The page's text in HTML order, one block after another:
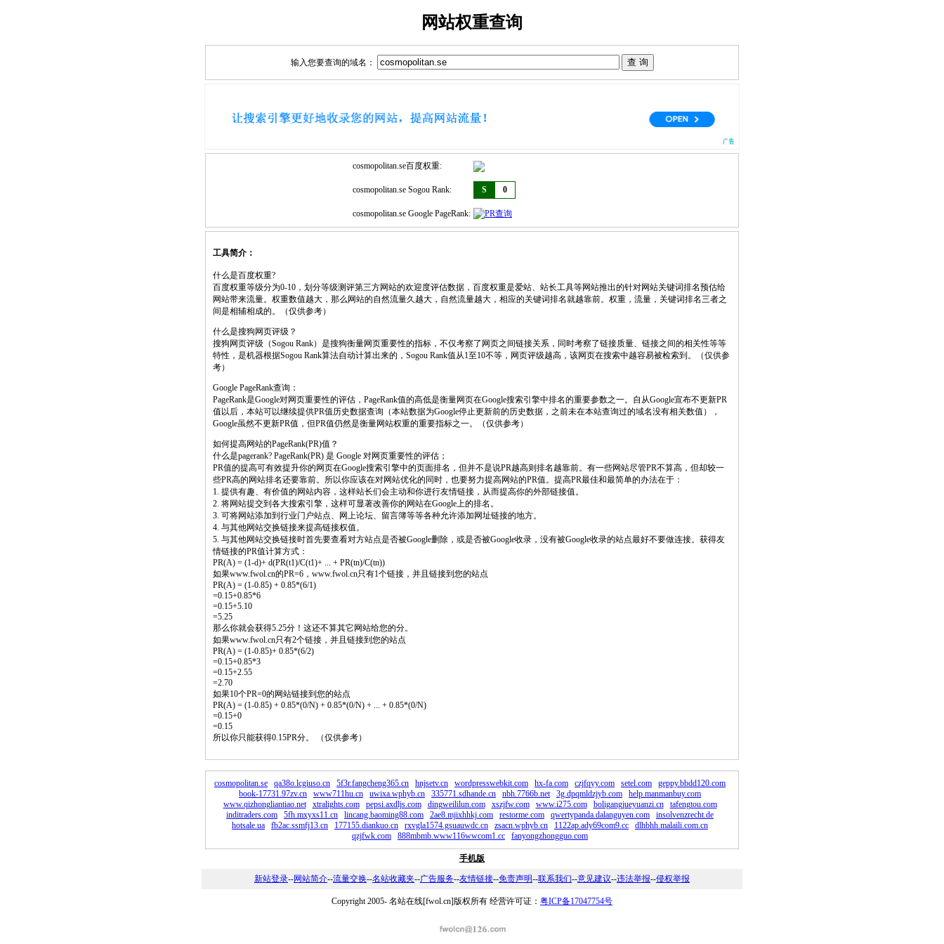
网站权重查询
输入您要查询的域名：
cosmopolitan.se百度权重:
cosmopolitan.se Sogou Rank: S 0
cosmopolitan.se Google PageRank:
工具简介：
什么是百度权重?
百度权重等级分为0-10，划分等级测评第三方网站的欢迎度评估数据，百度权重是爱站、站长工具等网站推出的针对网站关键词排名预估给
网站带来流量。权重数值越大，那么网站的自然流量久越大，自然流量越大，相应的关键词排名就越靠前。权重，流量，关键词排名三者之
间是相辅相成的。（仅供参考）
什么是搜狗网页评级？
搜狗网页评级（Sogou Rank）是搜狗衡量网页重要性的指标，不仅考察了网页之间链接关系，同时考察了链接质量、链接之间的相关性等等
特性，是机器根据Sogou Rank算法自动计算出来的，Sogou Rank值从1至10不等，网页评级越高，该网页在搜索中越容易被检索到。（仅供参
考）
Google PageRank查询：
PageRank是Google对网页重要性的评估，PageRank值的高低是衡量网页在Google搜索引擎中排名的重要参数之一。自从Google宣布不更新PR
值以后，本站可以继续提供PR值历史数据查询（本站数据为Google停止更新前的历史数据，之前未在本站查询过的域名没有相关数值），
Google虽然不更新PR值，但PR值仍然是衡量网站权重的重要指标之一。（仅供参考）
如何提高网站的PageRank(PR)值？
什么是pagerank? PageRank(PR) 是 Google 对网页重要性的评估；
PR值的提高可有效提升你的网页在Google搜索引擎中的页面排名，但并不是说PR越高则排名越靠前。有一些网站尽管PR不算高，但却较一
些PR高的网站排名还要靠前。所以你应该在对网站优化的同时，也要努力提高网站的PR值。提高PR最佳和最简单的办法在于：
1. 提供有趣、有价值的网站内容，这样站长们会主动和你进行友情链接，从而提高你的外部链接值。
2. 将网站提交到各大搜索引擎，这样可显著改善你的网站在Google上的排名。
3. 可将网站添加到行业门户站点、网上论坛、留言簿等等各种允许添加网址链接的地方。
4. 与其他网站交换链接来提高链接权值。
5. 与其他网站交换链接时首先要查看对方站点是否被Google删除，或是否被Google收录，没有被Google收录的站点最好不要做连接。获得友
情链接的PR值计算方式：
PR(A) = (1-d)+ d(PR(t1)/C(t1)+ ... + PR(tn)/C(tn))
如果www.fwol.cn的PR=6，www.fwol.cn只有1个链接，并且链接到您的站点
PR(A) = (1-0.85) + 0.85*(6/1)
=0.15+0.85*6
=0.15+5.10
=5.25
那么你就会获得5.25分！这还不算其它网站给您的分。
如果www.fwol.cn只有2个链接，并且链接到您的站点
PR(A) = (1-0.85)+ 0.85*(6/2)
=0.15+0.85*3
=0.15+2.55
=2.70
如果10个PR=0的网站链接到您的站点
PR(A) = (1-0.85) + 0.85*(0/N) + 0.85*(0/N) + ... + 0.85*(0/N)
=0.15+0
=0.15
所以你只能获得0.15PR分。 （仅供参考）
cosmopolitan.se qa38o.lcgiuso.cn 5f3r.fangcheng365.cn hnjsetv.cn wordpresswebkit.com hx-fa.com czjfqyy.com setel.com
geppy.bbdd120.com
book-17731.97zv.cn
www711hu.cn uwixa.wphyb.cn 335771.sdhande.cn nbh.7766b.net 3g.dpqmldzjyb.com
help.manmanbuy.com
www.qizhongliantiao.net
xtralights.com pepsi.axdljs.com dingweililun.com xszjfw.com www.i275.com boligangjueyuanzi.cn
tafengtou.com
inditraders.com
5fh.mxyxs11.cn lincang.baoming88.com 2ae8.mjixhhkj.com restorme.com qwertypanda.dalanguyen.com
insolvenzrecht.de
hotsale.ua
fb2ac.ssmfj13.cn 177155.diankuo.cn rxvgla1574.gsuauwdc.cn zsacn.wphyb.cn 1122ap.ady69com9.cc
dlhbhh.malaili.com.cn
qzjfwk.com
888mbmb.www116wwcom1.cc fanyongzhongguo.com
手机版
新站登录--网站简介--流量交换--名站收藏夹--广告服务--友情链接--免责声明--联系我们--意见建议--违法举报--侵权举报
Copyright 2005- 名站在线[fwol.cn]版权所有 经营许可证： 粤ICP备17047754号